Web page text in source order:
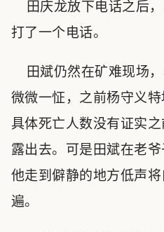
田庆龙放下电话之后
打了一个电话。
田斌仍然在矿难现场
微微一怔，之前杨守义
具体死亡人数没有证实
露出去。可是田斌在老爷
他走到僻静的地方低声
遍。